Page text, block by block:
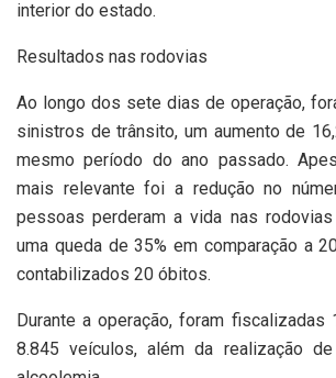
interior do estado.
Resultados nas rodovias
Ao longo dos sete dias de operação,
sinistros de trânsito, um aumento de
mesmo período do ano passado.
mais relevante foi a redução no
pessoas perderam a vida nas
uma queda de 35% em comparação a
contabilizados 20 óbitos.
Durante a operação, foram fiscalizadas
8.845 veículos, além da realização